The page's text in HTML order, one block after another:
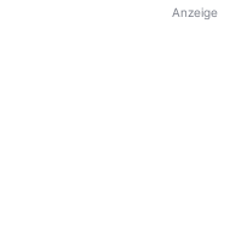
Anzeige